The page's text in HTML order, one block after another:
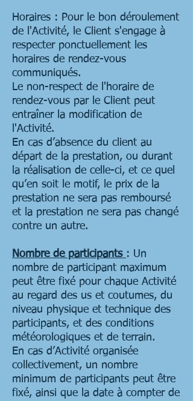
Horaires : Pour le bon déroulement
de l'Activité, le Client s'engage à
respecter ponctuellement les
horaires de rendez-vous
communiqués.
Le non-respect de l'horaire de
rendez-vous par le Client peut
entraîner la modification de
l'Activité.
En cas d’absence du client au
départ de la prestation, ou durant
la réalisation de celle-ci, et ce quel
qu’en soit le motif, le prix de la
prestation ne sera pas remboursé
et la prestation ne sera pas changé
contre un autre.
Nombre de participants : Un
nombre de participant maximum
peut être fixé pour chaque Activité
au regard des us et coutumes, du
niveau physique et technique des
participants, et des conditions
météorologiques et de terrain.
En cas d’Activité organisée
collectivement, un nombre
minimum de participants peut être
fixé, ainsi que la date à compter de